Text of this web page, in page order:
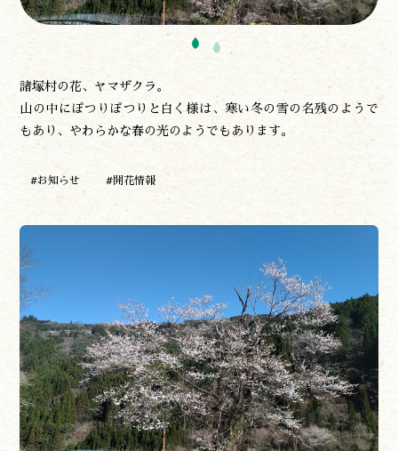
諸塚村の花、ヤマザクラ。
山の中にぽつりぽつりと白く様は、寒い冬の雪の名残のようで
もあり、やわらかな春の光のようでもあります。
#お知らせ #開花情報
作る
食べる
観る
やま学校
神楽情報
森の風の記憶
アクセス
お問い合わせ
諸塚村観光協会について
プライバシーポリシー